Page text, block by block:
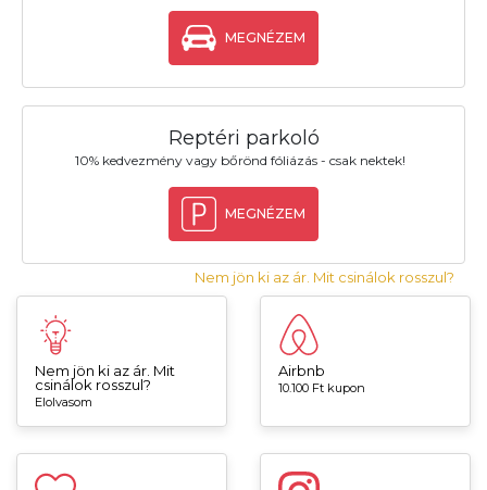
MEGNÉZEM
Reptéri parkoló
10% kedvezmény vagy bőrönd fóliázás - csak nektek!
MEGNÉZEM
Nem jön ki az ár. Mit csinálok rosszul?
Nem jön ki az ár. Mit
csinálok rosszul?
Elolvasom
Airbnb
10.100 Ft kupon